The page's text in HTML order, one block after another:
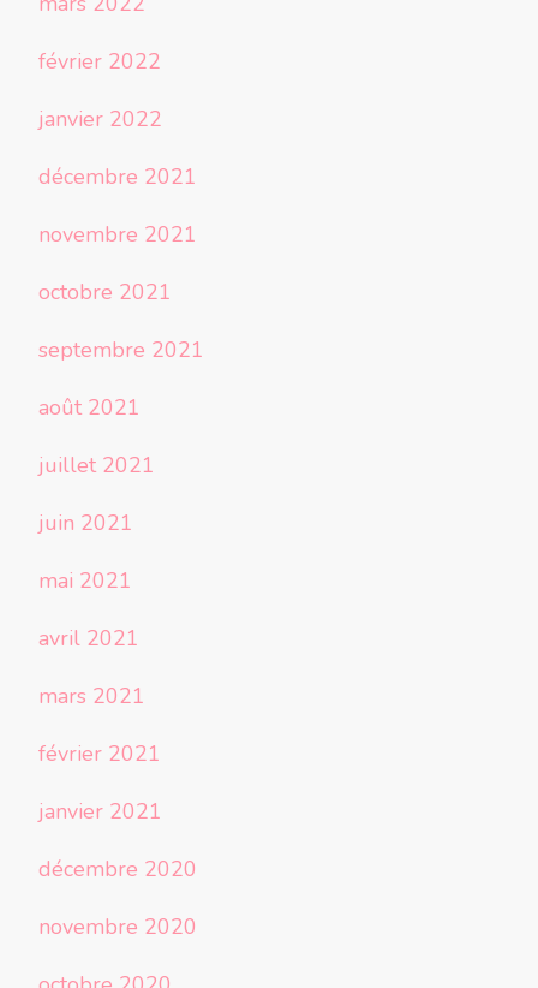
février 2022
janvier 2022
décembre 2021
novembre 2021
octobre 2021
septembre 2021
août 2021
juillet 2021
juin 2021
mai 2021
avril 2021
mars 2021
février 2021
janvier 2021
décembre 2020
novembre 2020